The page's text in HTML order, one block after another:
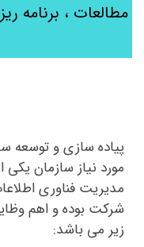
مطالعات ، برنامه
پیاده سازی و توسعه
مورد نیاز سازمان یکی
مدیریت فناوری
شرکت بوده و اهم
زیر می باشد: